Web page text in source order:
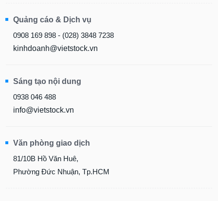
Quảng cáo & Dịch vụ
0908 169 898 - (028) 3848 7238
kinhdoanh@vietstock.vn
Sáng tạo nội dung
0938 046 488
info@vietstock.vn
Văn phòng giao dịch
81/10B Hồ Văn Huê,
Phường Đức Nhuận, Tp.HCM